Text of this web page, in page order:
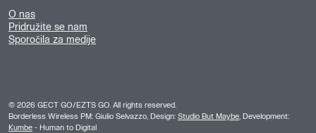
O nas
Pridružite se nam
Sporočila za medije
© 2026 GECT GO/EZTS GO. All rights reserved.
Borderless Wireless PM: Giulio Selvazzo, Design: Studio But Maybe , Development:
Kumbe - Human to Digital